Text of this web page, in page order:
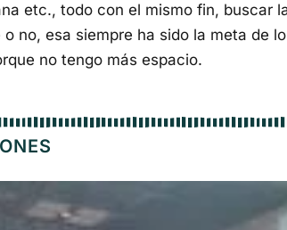
etc., todo con el mismo fin, buscar
no, esa siempre ha sido la meta de
no tengo más espacio.